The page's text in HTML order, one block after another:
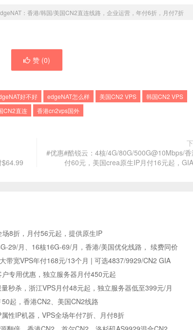
：香港/韩国/美国CN2直连线路，企业运营，年付6折，月付7折
赞 (0)
好不好 edgeNAT怎么样 美国CN2 VPS
韩国CN2 VPS
CN2直连
香港cn2vps国外
$64.99
#优惠#酷锐云：4核/4G/80G/500G@10Mbps/香
付60元，美国crea原生IP月付16元起，
8折，月付56元起，提供原生IP
29/月、16核16G-69/月，香港/美国优化线路， 续费同价
带宽VPS年付168元/13个月 | 可选4837/9929/CN2 GIA
专用优惠，独立服务器月付450元起
秒杀，浙江VPS月付48元起，独立服务器低至399元/月
起，香港CN2、美国CN2线路
性IP机器，VPS全场年付7折、月付8折